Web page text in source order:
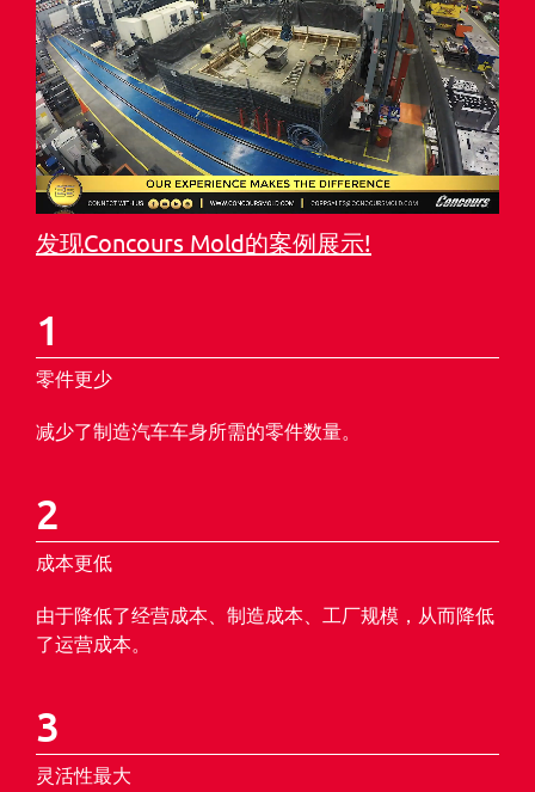
发现Concours Mold的案例展示!
1
零件更少
减少了制造汽车车身所需的零件数量。
2
成本更低
由于降低了经营成本、制造成本、工厂规模，从而降低
了运营成本。
3
灵活性最大